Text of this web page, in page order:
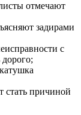
отмечают
задирами
с
стать причиной